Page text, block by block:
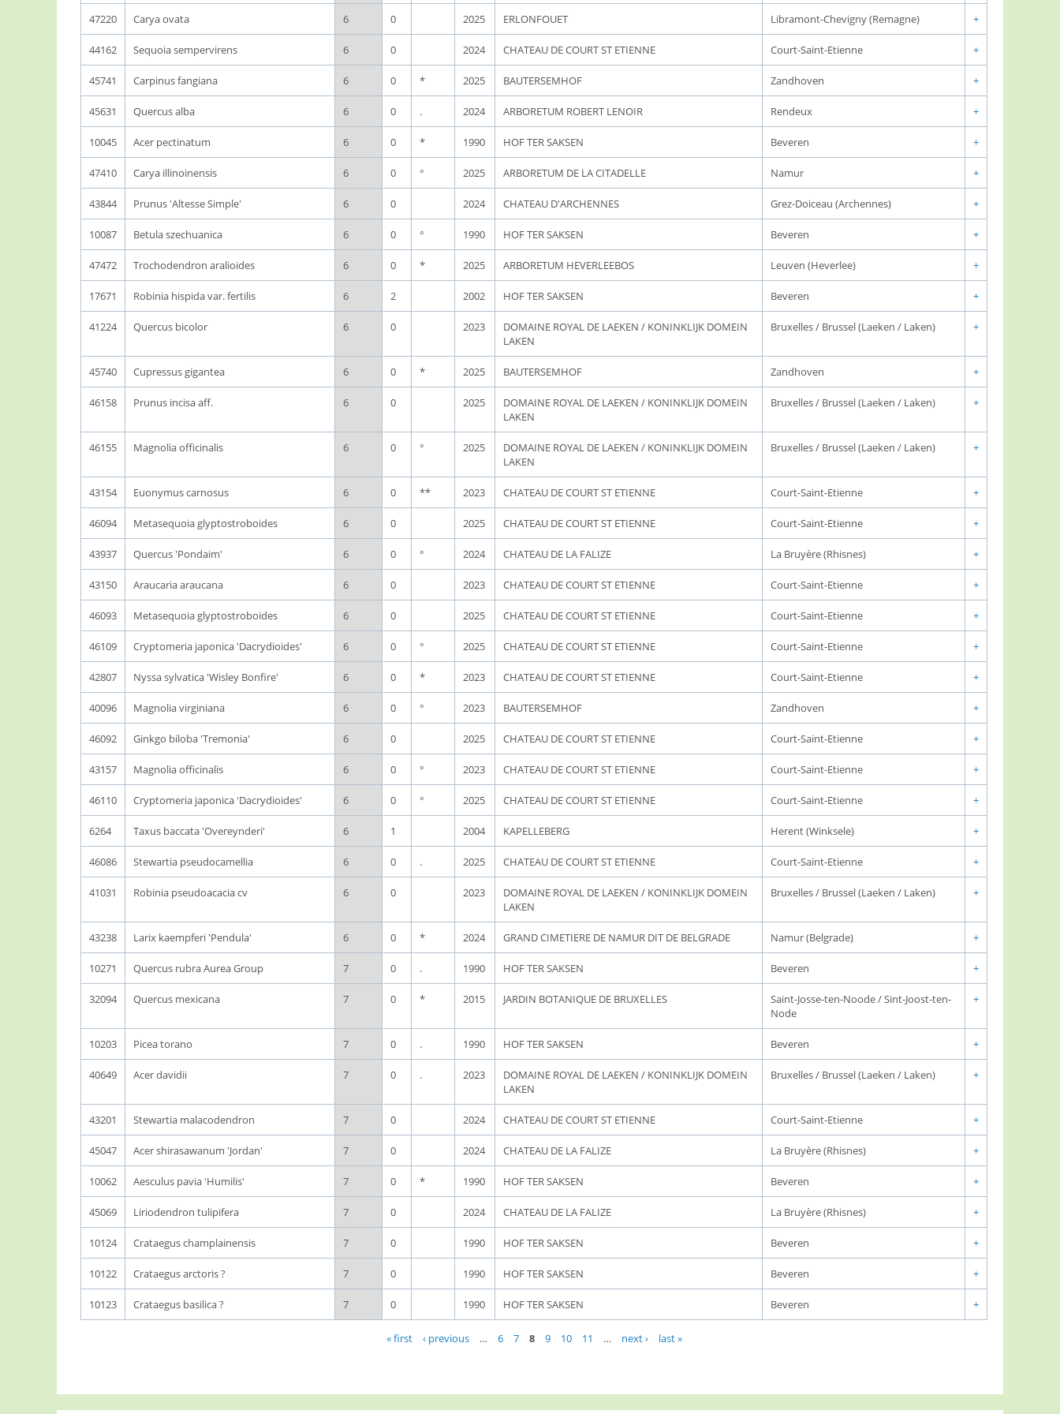
47220 Carya ovata 6 0 2025 ERLONFOUET Libramont-Chevigny (Remagne) +
44162 Sequoia sempervirens 6 0 2024 CHATEAU DE COURT ST ETIENNE Court-Saint-Etienne +
45741 Carpinus fangiana 6 0 * 2025 BAUTERSEMHOF Zandhoven +
45631 Quercus alba 6 0 . 2024 ARBORETUM ROBERT LENOIR Rendeux +
10045 Acer pectinatum 6 0 * 1990 HOF TER SAKSEN Beveren +
47410 Carya illinoinensis 6 0 ° 2025 ARBORETUM DE LA CITADELLE Namur +
43844 Prunus 'Altesse Simple' 6 0 2024 CHATEAU D'ARCHENNES Grez-Doiceau (Archennes) +
10087 Betula szechuanica 6 0 ° 1990 HOF TER SAKSEN Beveren +
47472 Trochodendron aralioides 6 0 * 2025 ARBORETUM HEVERLEEBOS Leuven (Heverlee) +
17671 Robinia hispida var. fertilis 6 2 2002 HOF TER SAKSEN Beveren +
41224 Quercus bicolor 6 0 2023
DOMAINE ROYAL DE LAEKEN / KONINKLIJK DOMEIN
LAKEN
Bruxelles / Brussel (Laeken / Laken) +
45740 Cupressus gigantea 6 0 * 2025 BAUTERSEMHOF Zandhoven +
46158 Prunus incisa aff. 6 0 2025
DOMAINE ROYAL DE LAEKEN / KONINKLIJK DOMEIN
LAKEN
Bruxelles / Brussel (Laeken / Laken) +
46155 Magnolia officinalis 6 0 ° 2025
DOMAINE ROYAL DE LAEKEN / KONINKLIJK DOMEIN
LAKEN
Bruxelles / Brussel (Laeken / Laken) +
43154 Euonymus carnosus 6 0 ** 2023 CHATEAU DE COURT ST ETIENNE Court-Saint-Etienne +
46094 Metasequoia glyptostroboides 6 0 2025 CHATEAU DE COURT ST ETIENNE Court-Saint-Etienne +
43937 Quercus 'Pondaim' 6 0 ° 2024 CHATEAU DE LA FALIZE La Bruyère (Rhisnes) +
43150 Araucaria araucana 6 0 2023 CHATEAU DE COURT ST ETIENNE Court-Saint-Etienne +
46093 Metasequoia glyptostroboides 6 0 2025 CHATEAU DE COURT ST ETIENNE Court-Saint-Etienne +
46109 Cryptomeria japonica 'Dacrydioides' 6 0 ° 2025 CHATEAU DE COURT ST ETIENNE Court-Saint-Etienne +
42807 Nyssa sylvatica 'Wisley Bonfire' 6 0 * 2023 CHATEAU DE COURT ST ETIENNE Court-Saint-Etienne +
40096 Magnolia virginiana 6 0 ° 2023 BAUTERSEMHOF Zandhoven +
46092 Ginkgo biloba 'Tremonia' 6 0 2025 CHATEAU DE COURT ST ETIENNE Court-Saint-Etienne +
43157 Magnolia officinalis 6 0 ° 2023 CHATEAU DE COURT ST ETIENNE Court-Saint-Etienne +
46110 Cryptomeria japonica 'Dacrydioides' 6 0 ° 2025 CHATEAU DE COURT ST ETIENNE Court-Saint-Etienne +
6264 Taxus baccata 'Overeynderi' 6 1 2004 KAPELLEBERG Herent (Winksele) +
46086 Stewartia pseudocamellia 6 0 . 2025 CHATEAU DE COURT ST ETIENNE Court-Saint-Etienne +
41031 Robinia pseudoacacia cv 6 0 2023
DOMAINE ROYAL DE LAEKEN / KONINKLIJK DOMEIN
LAKEN
Bruxelles / Brussel (Laeken / Laken) +
43238 Larix kaempferi 'Pendula' 6 0 * 2024 GRAND CIMETIERE DE NAMUR DIT DE BELGRADE Namur (Belgrade) +
10271 Quercus rubra Aurea Group 7 0 . 1990 HOF TER SAKSEN Beveren +
32094 Quercus mexicana 7 0 * 2015 JARDIN BOTANIQUE DE BRUXELLES
Saint-Josse-ten-Noode / Sint-Joost-ten-
Node
+
10203 Picea torano 7 0 . 1990 HOF TER SAKSEN Beveren +
40649 Acer davidii 7 0 . 2023
DOMAINE ROYAL DE LAEKEN / KONINKLIJK DOMEIN
LAKEN
Bruxelles / Brussel (Laeken / Laken) +
43201 Stewartia malacodendron 7 0 2024 CHATEAU DE COURT ST ETIENNE Court-Saint-Etienne +
45047 Acer shirasawanum 'Jordan' 7 0 2024 CHATEAU DE LA FALIZE La Bruyère (Rhisnes) +
10062 Aesculus pavia 'Humilis' 7 0 * 1990 HOF TER SAKSEN Beveren +
45069 Liriodendron tulipifera 7 0 2024 CHATEAU DE LA FALIZE La Bruyère (Rhisnes) +
10124 Crataegus champlainensis 7 0 1990 HOF TER SAKSEN Beveren +
10122 Crataegus arctoris ? 7 0 1990 HOF TER SAKSEN Beveren +
10123 Crataegus basilica ? 7 0 1990 HOF TER SAKSEN Beveren +
« first ‹ previous … 6 7 8 9 10 11 … next › last »